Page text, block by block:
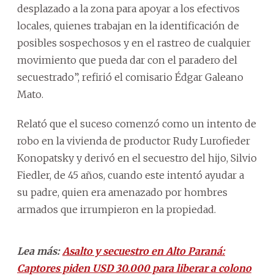
desplazado a la zona para apoyar a los efectivos
locales, quienes trabajan en la identificación de
posibles sospechosos y en el rastreo de cualquier
movimiento que pueda dar con el paradero del
secuestrado”, refirió el comisario Édgar Galeano
Mato.
Relató que el suceso comenzó como un intento de
robo en la vivienda de productor Rudy Lurofieder
Konopatsky y derivó en el secuestro del hijo, Silvio
Fiedler, de 45 años, cuando este intentó ayudar a
su padre, quien era amenazado por hombres
armados que irrumpieron en la propiedad.
Lea más: Asalto y secuestro en Alto Paraná:
Captores piden USD 30.000 para liberar a colono